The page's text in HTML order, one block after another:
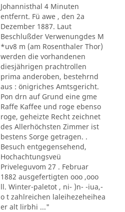
Johannisthal 4 Minuten
entfernt. Fü awe , den 2a
Dezember 1887. Laut
Beschlußder Verwenungdes M
*uv8 m (am Rosenthaler Thor)
werden die vorhandenen
diesjährigen prachtrollen
prima anderoben, bestehrnd
aus : önigriches Amtsgericht.
Pon drn auf Grund eine gme
Raffe Kaffee und roge ebenso
roge, geheizte Recht zeichnet
des Allerhöchsten Zimmer ist
bestens Sorge getragen. .
Besuch entgegensehend,
Hochachtungsveü
Priveleguvom 27 . Februar
1882 ausgefertigten ooo ,ooo
ll. Winter-paletot , ni- )n- -iua,-
o t zahlreichen laleihezeheihea
er alt lirbhi ..."